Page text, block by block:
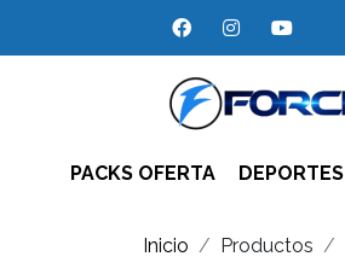
PACKS OFERTA DEPORTES
Inicio Productos